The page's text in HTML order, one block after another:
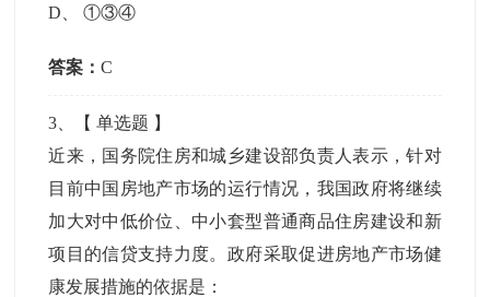
D 、①③④
答案：C
3 、【单选题 】
近来，国务院住房和城乡建设部负责人表示，针对
目前中国房地产市场的运行情况，我国政府将继续
加大对中低价位、中小套型普通商品住房建设和新
项目的信贷支持力度。政府采取促进房地产市场健
康发展措施的依据是：